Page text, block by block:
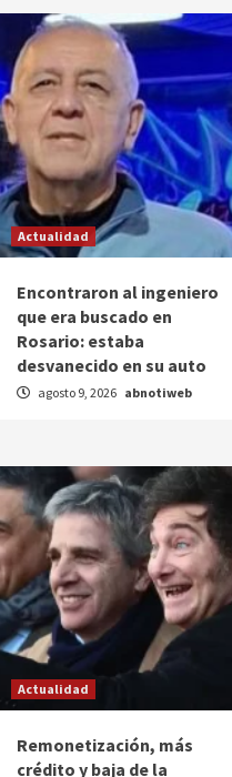
Actualidad
Encontraron al ingeniero
que era buscado en
Rosario: estaba
desvanecido en su auto
agosto 9, 2026 abnotiweb
Actualidad
Remonetización, más
crédito y baja de la